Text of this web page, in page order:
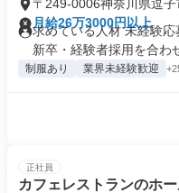
〒249-0006神奈川県逗子
月給26万3000円以上
求めている人材 未経験
新卒・経験者採用を合わ
制服あり 業界未経験歓迎
正社員
カフェレストランのホ